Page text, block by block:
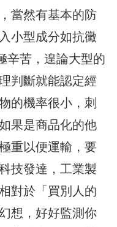
當然有基本的防
小型成分如抗黴
辛苦，遑論大型的
判斷就能認定經
的機率很小，刺
果是商品化的他
重以便運輸，要
技發達，工業製
對於「買別人的
想，好好監測你